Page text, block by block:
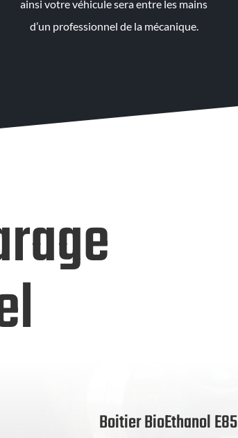
ainsi votre véhicule sera entre les mains
d’un professionnel de la mécanique.
Boitier BioEthanol E85